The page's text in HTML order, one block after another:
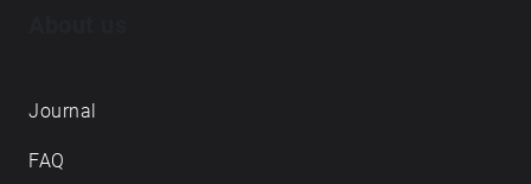
Journal
FAQ